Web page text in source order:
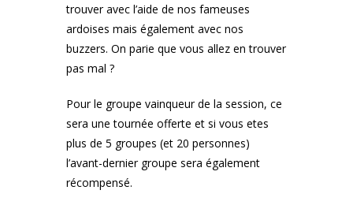
trouver avec l’aide de nos fameuses
ardoises mais également avec nos
buzzers. On parie que vous allez en trouver
pas mal ?
Pour le groupe vainqueur de la session, ce
sera une tournée offerte et si vous etes
plus de 5 groupes (et 20 personnes)
l’avant-dernier groupe sera également
récompensé.